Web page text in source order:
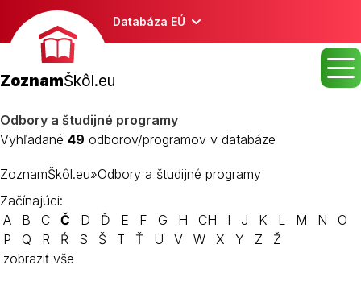
Databáza EÚ
ZoznamŠkôl.eu
Odbory a študijné programy
Vyhľadané 49 odborov/programov v databáze
ZoznamŠkôl.eu»Odbory a študijné programy
Začínajúci:
A
B C Č D Ď E F G H CH I J K L M N
O
P
Q R Ŕ S Š T Ť U V W X Y Z
Ž
zobraziť vše